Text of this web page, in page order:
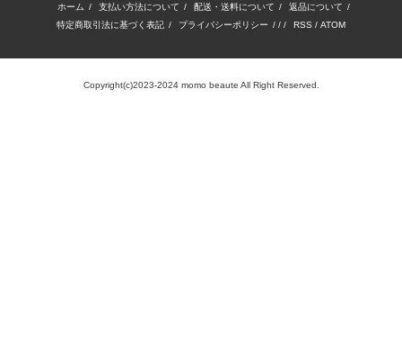
ホーム / 支払い方法について / 配送・送料について / 返品について /
特定商取引法に基づく表記 / プライバシーポリシー / / / RSS / ATOM
Copyright(c)2023-2024 momo beaute All Right Reserved.